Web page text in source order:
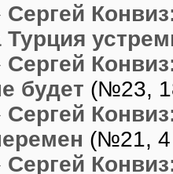
Сергей
Турция
Сергей
будет (№23,
Сергей
(№21, 4
Сергей